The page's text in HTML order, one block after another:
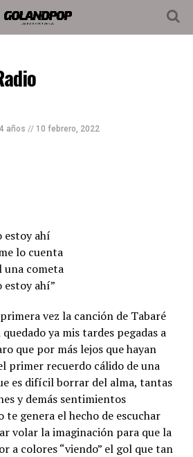
años // 10 febrero, 2022
estoy ahí
lo cuenta
una cometa
estoy ahí”
vez la canción de Tabaré
ya mis tardes pegadas a
que por más lejos que hayan
primer recuerdo cálido de una
es difícil borrar del alma, tantas
y demás sentimientos
te genera el hecho de escuchar
volar la imaginación para que la
a colores “viendo” el gol que tan